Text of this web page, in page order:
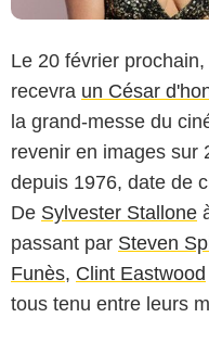
Le 20 février
recevra un César
la grand-messe du
revenir en images sur
depuis 1976, date de
De Sylvester Stallone
passant par Steven
Funès, Clint Eastwood
tous tenu entre leurs